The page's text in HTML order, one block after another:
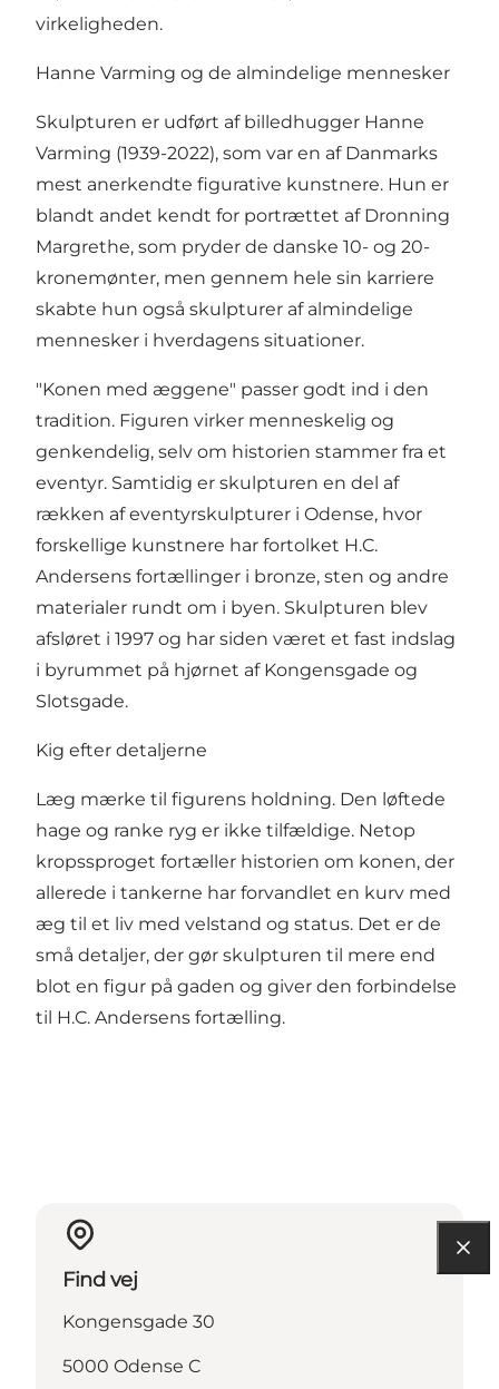
virkeligheden.
Hanne Varming og de almindelige mennesker
Skulpturen er udført af billedhugger Hanne
Varming (1939-2022), som var en af Danmarks
mest anerkendte figurative kunstnere. Hun er
blandt andet kendt for portrættet af Dronning
Margrethe, som pryder de danske 10- og 20-
kronemønter, men gennem hele sin karriere
skabte hun også skulpturer af almindelige
mennesker i hverdagens situationer.
"Konen med æggene" passer godt ind i den
tradition. Figuren virker menneskelig og
genkendelig, selv om historien stammer fra et
eventyr. Samtidig er skulpturen en del af
rækken afeventyrskulpturer i Odense, hvor
forskellige kunstnere har fortolket H.C.
Andersens fortællinger i bronze, sten og andre
materialer rundt om i byen. Skulpturen blev
afsløret i 1997 og har siden været et fast indslag
i byrummet på hjørnet af Kongensgade og
Slotsgade.
Kig efter detaljerne
Læg mærke til figurens holdning. Den løftede
hage og ranke ryg er ikke tilfældige. Netop
kropssproget fortæller historien om konen, der
allerede i tankerne har forvandlet en kurv med
æg til et liv med velstand og status. Det er de
små detaljer, der gør skulpturen til mere end
blot en figur på gaden og giver den forbindelse
til H.C. Andersens fortælling.
Find vej
Kongensgade 30
5000 Odense C